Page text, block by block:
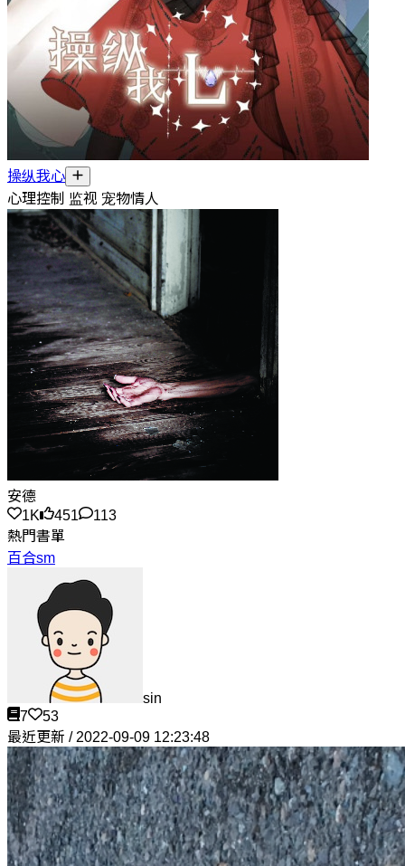
操纵我心
心理控制 监视 宠物情人
安德
1K
451
113
熱門書單
百合sm
sin
7
53
最近更新 / 2022-09-09 12:23:48